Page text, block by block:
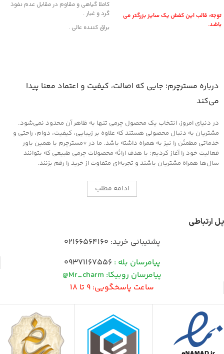
توجه: قالب این کفش یک سایز بزرگتر می
باشد.
کاملا گیاهی و مقاوم در مقابل عدم نفوذ
گرد و غبار .
براق کننده عالی .
روش مصرف :
تا خشک شود ، سپس با دستمالی تمیز یا پد
های مخصوص که در همین بخش اکسسوری
موجود است سطح را جلادهید .
درباره مسترچرم؛ جایی که اصالت، کیفیت و اعتماد معنا پیدا
می‌کند
در دنیای امروز، انتخاب یک محصول چرمی تنها به ظاهر آن محدود نمی‌شود.
مشتریان به دنبال محصولی هستند که علاوه بر زیبایی، کیفیت، دوام، راحتی و
خدماتی مطمئن را نیز به همراه داشته باشد. ما در *مسترچرم با همین باور
فعالیت خود را آغاز کردیم؛ با هدف ارائه محصولات چرمی طبیعی که بتوانند
سال‌ها همراه مشتریان باشند و تجربه‌ای متفاوت از خرید را رقم بزنند.
ادامه مطلب
پل ارتباطی
پشتیبانی خرید: 02166564160
پیامرسان بله : 09371167556
پیامرسان روبیکا: Mr_charm@
ساعت پاسخگویی: 9 تا 18